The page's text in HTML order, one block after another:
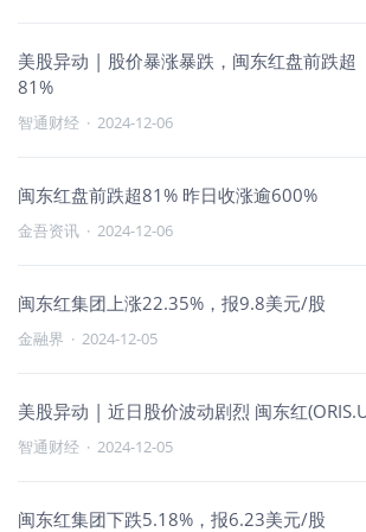
美股异动 | 股价暴涨暴跌，闽东红盘前跌超
81%
智通财经 · 2024-12-06
闽东红盘前跌超81% 昨日收涨逾600%
金吾资讯 · 2024-12-06
闽东红集团上涨22.35%，报9.8美元/股
金融界 · 2024-12-05
美股异动 | 近日股价波动剧烈 闽东红
智通财经 · 2024-12-05
闽东红集团下跌5.18%，报6.23美元/股